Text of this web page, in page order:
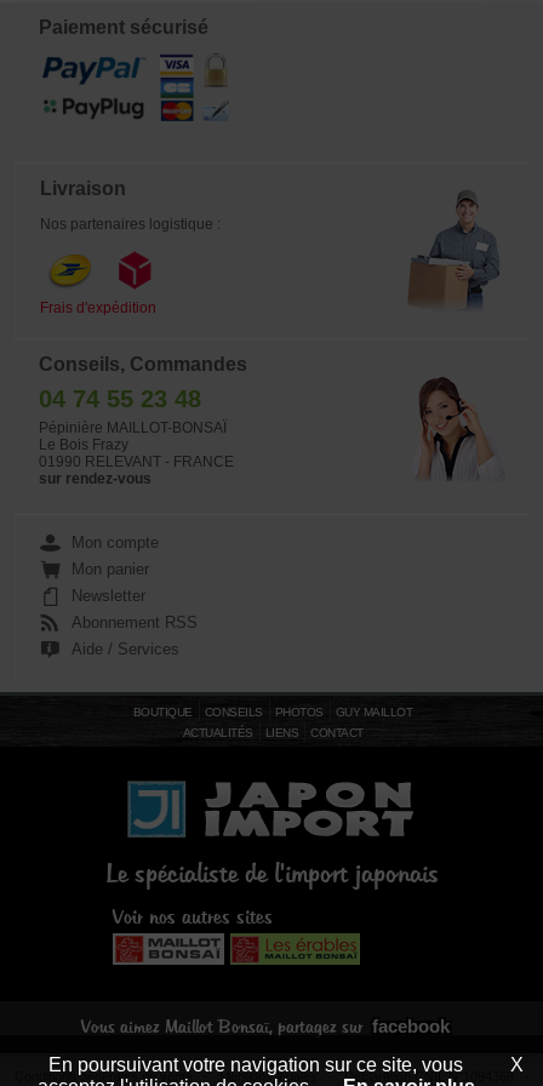
Paiement sécurisé
Livraison
Nos partenaires logistique :
Frais d'expédition
Conseils, Commandes
04 74 55 23 48
Pépinière MAILLOT-BONSAÏ
Le Bois Frazy
01990 RELEVANT - FRANCE
sur rendez-vous
Mon compte
Mon panier
Newsletter
Abonnement RSS
Aide / Services
BOUTIQUE CONSEILS PHOTOS
GUY MAILLOT
ACTUALITÉS
LIENS CONTACT
Le spécialiste de l'import japonais
Voir nos autres sites
Vous aimez Maillot Bonsaï, partagez sur facebook
Conditions générales de vente -Mentions légales- Déclaration CNIL N°1094366 -
En poursuivant votre navigation sur ce site, vous
X